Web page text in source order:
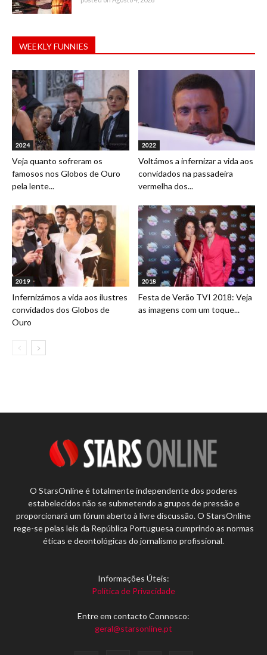
WEEKLY FUNNIES
2024
Veja quanto sofreram os
famosos nos Globos de Ouro
pela lente...
2022
Voltámos a infernizar a vida aos
convidados na passadeira
vermelha dos...
2019
Infernizámos a vida aos ilustres
convidados dos Globos de
Ouro
2018
Festa de Verão TVI 2018: Veja
as imagens com um toque...
O StarsOnline é totalmente independente dos poderes
estabelecidos não se submetendo a grupos de pressão e
proporcionará um fórum aberto à livre discussão. O StarsOnline
rege-se pelas leis da República Portuguesa cumprindo as normas
éticas e deontológicas do jornalismo profissional.
Informações Úteis:
Política de Privacidade
Entre em contacto Connosco:
geral@starsonline.pt